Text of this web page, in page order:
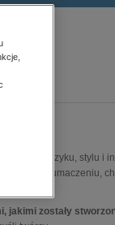
w języku, stylu i
oddać w tłumaczeniu,
jakimi zostały